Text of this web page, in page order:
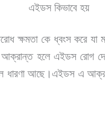
এইডস কিভাবে হয়
ক্ষমতা কে ধ্বংস করে যা
আক্রান্ত হলে এইডস রোগ
আছে।এইডস এ